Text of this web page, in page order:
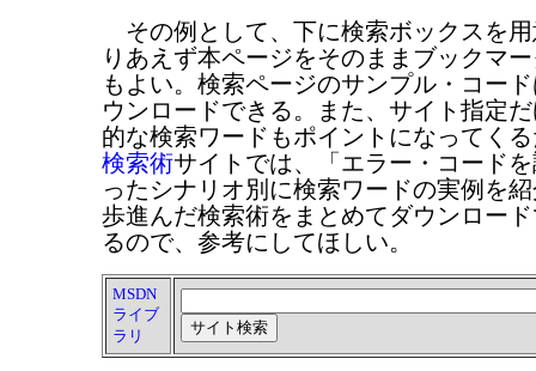
その例として、下に検索ボックスを
りあえず本ページをそのままブックマ
もよい。検索ページのサンプル・コー
ウンロードできる。また、サイト指定
的な検索ワードもポイントになってく
検索術サイトでは、「エラー・コード
ったシナリオ別に検索ワードの実例を
歩進んだ検索術をまとめてダウンロー
るので、参考にしてほしい。
MSDN
ライブ
ラリ